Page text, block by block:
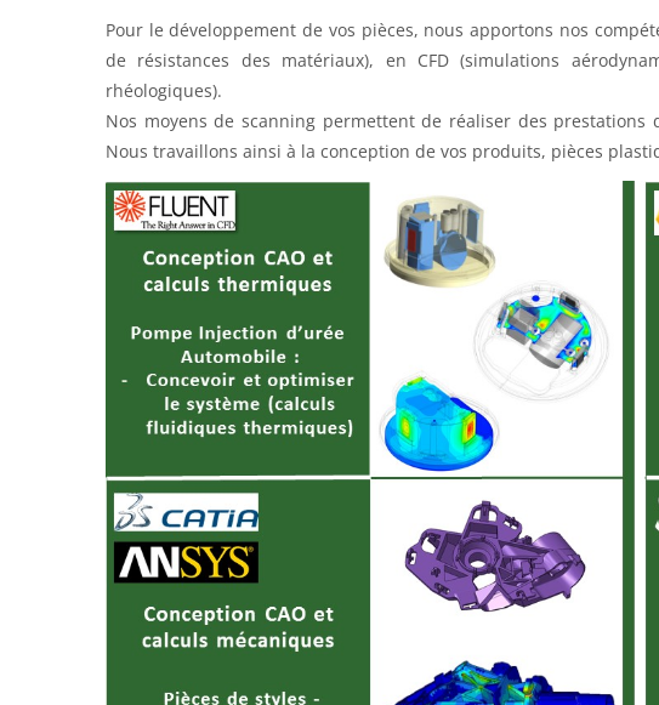
Pour le développement de vos pièces, nous apportons nos
de résistances des matériaux), en CFD (simulations
rhéologiques).
Nos moyens de scanning permettent de réaliser des
Nous travaillons ainsi à la conception de vos produits, pièces